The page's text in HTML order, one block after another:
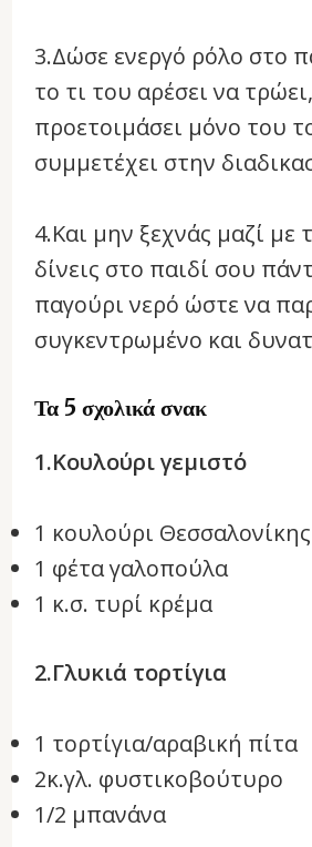
3.Δώσε ενεργό ρόλο στο
το τι του αρέσει να
προετοιμάσει μόνο του
συμμετέχει στην
4.Και μην ξεχνάς μαζί με
δίνεις στο παιδί σου
παγούρι νερό ώστε να
συγκεντρωμένο και
Τα 5 σχολικά σνακ
1.Κουλούρι γεμιστό
1 κουλούρι Θεσσαλονίκης
1 φέτα γαλοπούλα
1 κ.σ. τυρί κρέμα
2.Γλυκιά τορτίγια
1 τορτίγια/αραβική πίτα
2κ.γλ. φυστικοβούτυρο
1/2 μπανάνα